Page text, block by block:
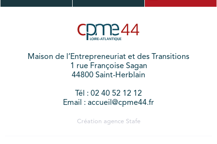
Maison de l’Entrepreneuriat et des Transitions
1 rue Françoise Sagan
44800 Saint-Herblain
Tél : 02 40 52 12 12
Email : accueil@cpme44.fr
Création agence Stafe